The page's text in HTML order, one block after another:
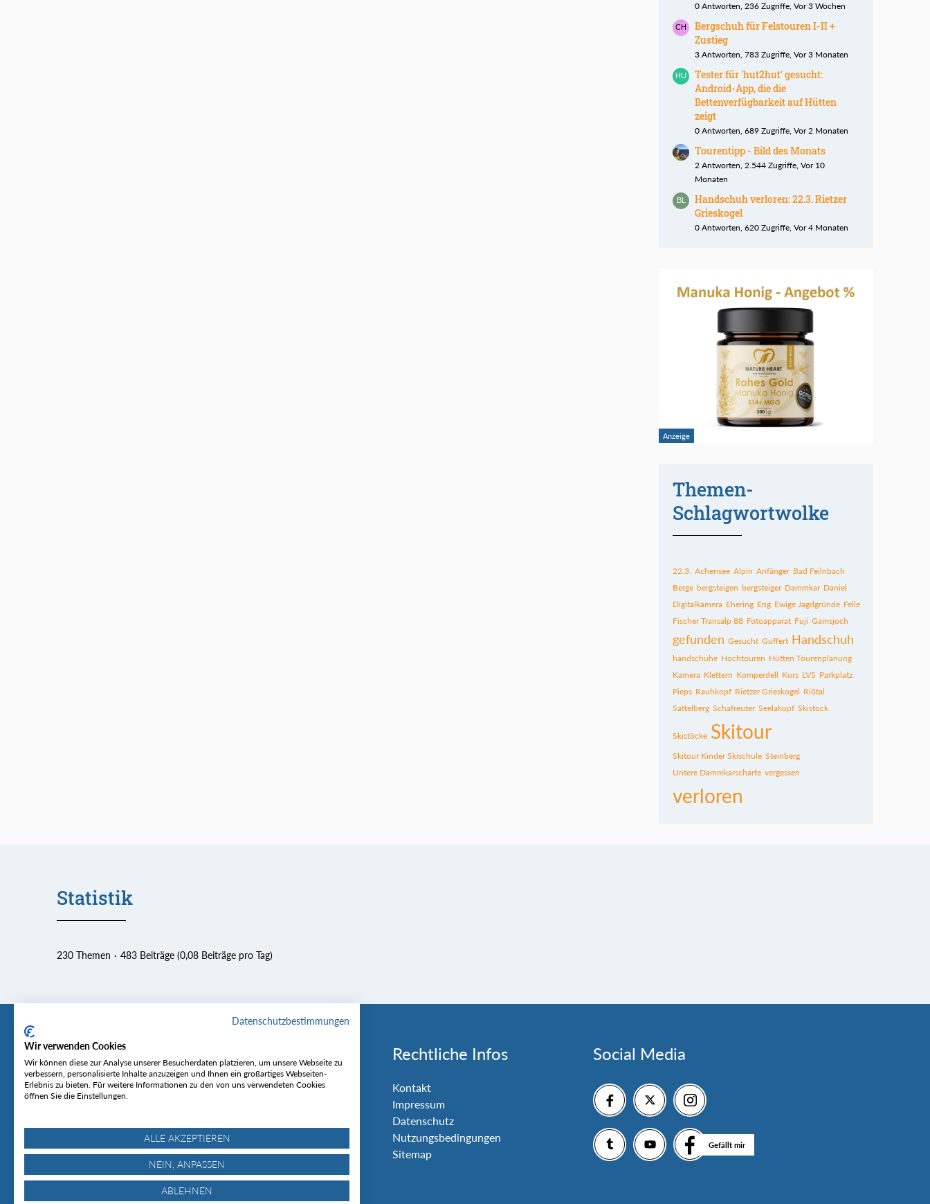
0 Antworten, 236 Zugriffe, Vor 3 Wochen
Bergschuh für Felstouren I-II +
Zustieg
3 Antworten, 783 Zugriffe, Vor 3 Monaten
Tester für 'hut2hut' gesucht:
Android-App, die die
Bettenverfügbarkeit auf Hütten
zeigt
0 Antworten, 689 Zugriffe, Vor 2 Monaten
Tourentipp - Bild des Monats
2 Antworten, 2.544 Zugriffe, Vor 10
Monaten
Handschuh verloren: 22.3. Rietzer
Grieskogel
0 Antworten, 620 Zugriffe, Vor 4 Monaten
Themen-
Schlagwortwolke
22.3. Achensee Alpin Anfänger Bad Feilnbach
Berge bergsteigen bergsteiger Dammkar Daniel
Digitalkamera Ehering Eng Ewige Jagdgründe Felle
Fischer Transalp 88 Fotoapparat Fuji Gamsjoch
gefunden Gesucht Guffert Handschuh
handschuhe Hochtouren Hütten Tourenplanung
Kamera Klettern Komperdell Kurs LVS Parkplatz
Pieps Rauhkopf Rietzer Grieskogel Rißtal
Sattelberg Schafreuter Seelakopf Skistock
Skistöcke Skitour
Skitour Kinder Skischule Steinberg
Untere Dammkarscharte vergessen
verloren
Statistik
230 Themen 483 Beiträge (0,08 Beiträge pro Tag)
Tourentipp
Über uns
Wetter & Lawinenlage
Rechtliche Infos
Kontakt
Impressum
Datenschutz
Nutzungsbedingungen
Sitemap
Social Media
Gefällt mir
Datenschutzbestimmungen
Wir verwenden Cookies
Wir können diese zur Analyse unserer Besucherdaten platzieren, um unsere Webseite zu
verbessern, personalisierte Inhalte anzuzeigen und Ihnen ein großartiges Webseiten-
Erlebnis zu bieten. Für weitere Informationen zu den von uns verwendeten Cookies
öffnen Sie die Einstellungen.
ALLE AKZEPTIEREN
NEIN, ANPASSEN
ABLEHNEN